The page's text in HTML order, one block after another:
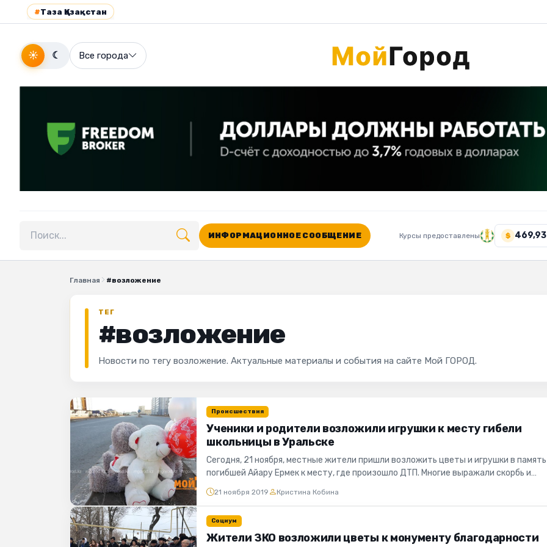
#Таза Қазақстан
☀ ☾ Все города
Поиск по сайту
ИНФОРМАЦИОННОЕ СООБЩЕНИЕ Курсы предоставлены $
Главная #возложение
ТЕГ
#возложение
Новости по тегу возложение. Актуальные материалы и события на сайте Мой ГОРОД.
Происшествия
Ученики и родители возложили игрушки к месту гибели
школьницы в Уральске
Сегодня, 21 ноября, местные жители пришли возложить цветы и игрушки в
погибшей Айару Ермек к месту, где произошло ДТП. Многие выражали скорбь и
соболезнование ро...
21 ноября 2019 Кристина Кобина
Социум
Жители ЗКО возложили цветы к монументу благодарности